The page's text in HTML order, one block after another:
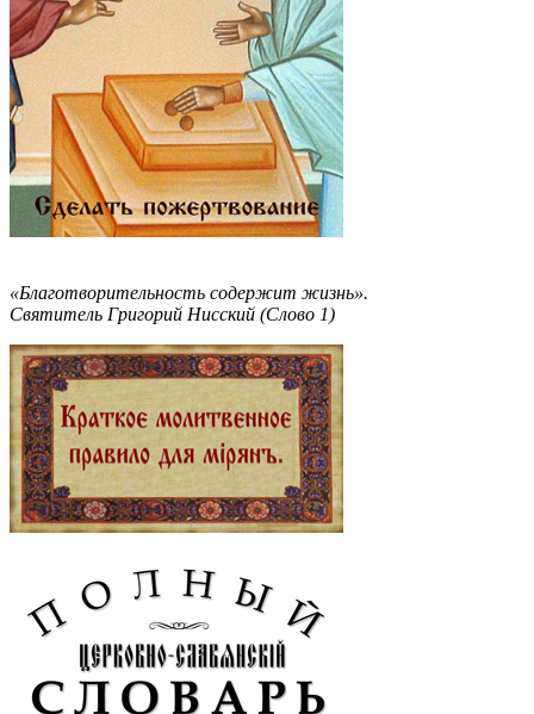
«Благотворительность содержит жизнь».
Святитель Григорий Нисский (Слово 1)